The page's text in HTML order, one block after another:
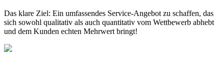
Das klare Ziel: Ein umfassendes Service-Angebot zu schaffen, das
sich sowohl qualitativ als auch quantitativ vom Wettbewerb abhebt
und dem Kunden echten Mehrwert bringt!